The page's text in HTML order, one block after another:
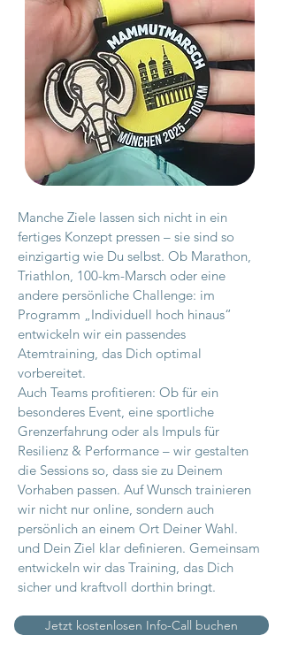
Manche Ziele lassen sich nicht in ein
fertiges Konzept pressen – sie sind so
einzigartig wie Du selbst. Ob Marathon,
Triathlon, 100-km-Marsch oder eine
andere persönliche Challenge: im
Programm „Individuell hoch hinaus“
entwickeln wir ein passendes
Atemtraining, das Dich optimal
vorbereitet.
Auch Teams profitieren: Ob für ein
besonderes Event, eine sportliche
Grenzerfahrung oder als Impuls für
Resilienz & Performance – wir gestalten
die Sessions so, dass sie zu Deinem
Vorhaben passen. Auf Wunsch trainieren
wir nicht nur online, sondern auch
persönlich an einem Ort Deiner Wahl.
und Dein Ziel klar definieren. Gemeinsam
entwickeln wir das Training, das Dich
sicher und kraftvoll dorthin bringt.
Jetzt kostenlosen Info-Call buchen